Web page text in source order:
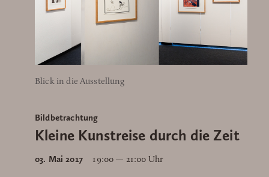
Blick in die Ausstellung
Bildbetrachtung
Kleine Kunstreise durch die Zeit
03. Mai 2017 19:00 — 21:00 Uhr